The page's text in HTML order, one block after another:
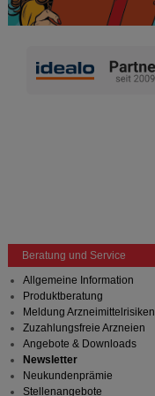
Beratung und Service
Allgemeine Information
Produktberatung
Meldung Arzneimittelrisiken
Zuzahlungsfreie Arzneien
Angebote & Downloads
Newsletter
Neukundenprämie
Stellenangebote